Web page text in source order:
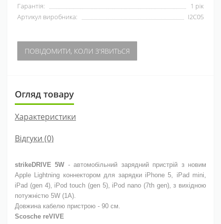
Гарантія:
1 рік
Артикул виробника:
I2C05
ПОВІДОМИТИ, КОЛИ З'ЯВИТЬСЯ
Огляд товару
Характеристики
Відгуки (0)
strikeDRIVE 5W - автомобільний зарядний пристрій з новим
Apple Lightning коннектором для зарядки iPhone 5, iPad mini,
iPad (gen 4), iPod touch (gen 5), iPod nano (7th gen), з вихідною
потужністю 5W (1A).
Довжина кабелю пристрою - 90 см.
Scosche reVIVE